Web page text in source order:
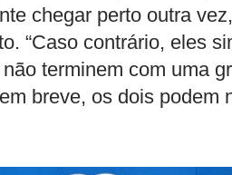
chegar perto outra
“Caso contrário, eles
terminem com uma
breve, os dois podem